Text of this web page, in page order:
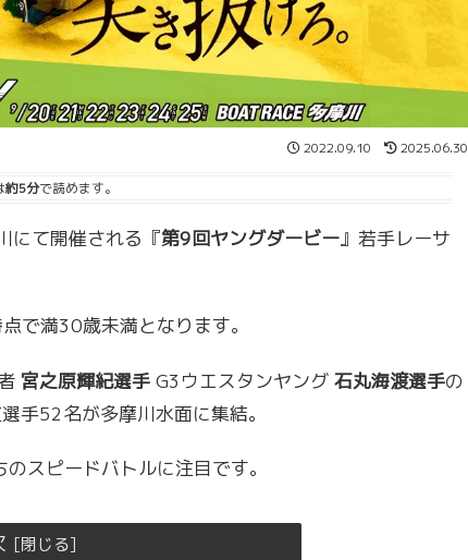
2022.09.10 2025.06.30
約5分で読めます。
て開催される『第9回ヤングダービー』若手レーサ
満30歳未満となります。
宮之原輝紀選手 G3ウエスタンヤング 石丸海渡選手の
手52名が多摩川水面に集結。
スピードバトルに注目です。